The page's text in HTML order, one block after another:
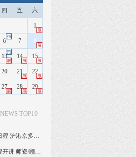
四 五 六
1
展
6
拍
7 8
展
13
拍
展
14
展
15
展
20 21
展
22
展
27
展
28
展
29
展
NEWS TOP10
2026秋拍钱币最新日程 沪港京多地轮番举槌
泉力学堂机制币课程开讲 师资/顾问业界顶尖